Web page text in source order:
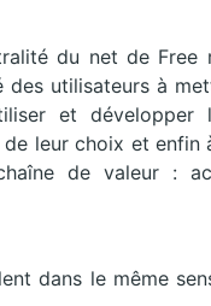
du net de Free
des utilisateurs à
et développer
leur choix et enfin
de valeur :
dans le même